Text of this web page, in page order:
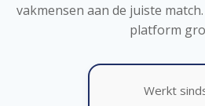
vakmensen aan de juiste
platform
Werkt